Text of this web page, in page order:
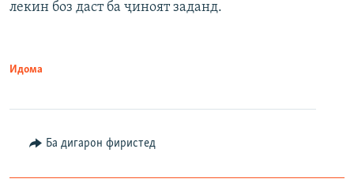
лекин боз даст ба ҷиноят заданд.
Идома
Ба дигарон фиристед